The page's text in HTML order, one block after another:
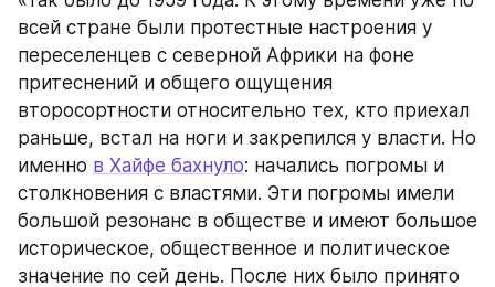
всей стране были протестные настроения у
переселенцев с северной Африки на фоне
притеснений и общего ощущения
второсортности относительно тех, кто приехал
раньше, встал на ноги и закрепился у власти. Но
именно в Хайфе бахнуло: начались погромы и
столкновения с властями. Эти погромы имели
большой резонанс в обществе и имеют большое
историческое, общественное и политическое
значение по сей день. После них было принято